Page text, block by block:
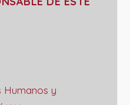
Humanos y